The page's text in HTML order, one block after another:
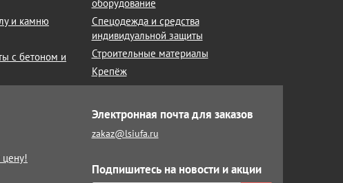
и камню
с бетоном и
оборудование
Спецодежда и средства
индивидуальной защиты
Строительные материалы
Крепёж
Электронная почта для заказов
zakaz@lsiufa.ru
Подпишитесь на новости и акции